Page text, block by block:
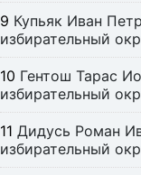
9 Купьяк Иван
избирательный
10 Гентош Тарас
избирательный
11 Дидусь Роман
избирательный